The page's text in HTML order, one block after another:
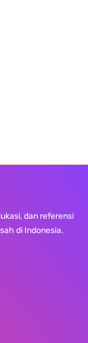
dan referensi
di Indonesia.